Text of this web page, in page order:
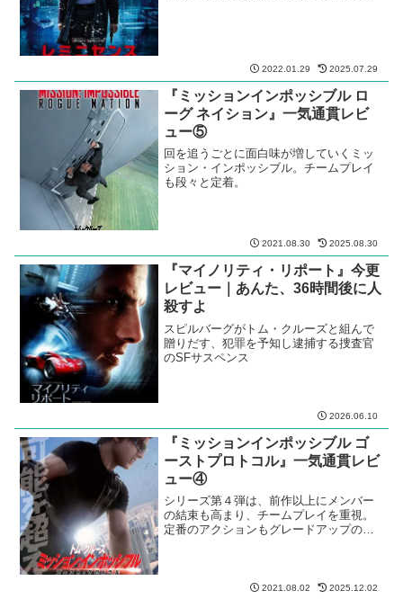
2022.01.29 2025.07.29
『ミッションインポッシブル ロ
ーグ ネイション』一気通貫レビ
ュー⑤
回を追うごとに面白味が増していくミッ
ション・インポッシブル。チームプレイ
も段々と定着。
2021.08.30 2025.08.30
『マイノリティ・リポート』今更
レビュー｜あんた、36時間後に人
殺すよ
スピルバーグがトム・クルーズと組んで
贈りだす、犯罪を予知し逮捕する捜査官
のSFサスペンス
2026.06.10
『ミッションインポッシブル ゴ
ーストプロトコル』一気通貫レビ
ュー④
シリーズ第４弾は、前作以上にメンバー
の結束も高まり、チームプレイを重視。
定番のアクションもグレードアップのう
2021.08.02 2025.12.02